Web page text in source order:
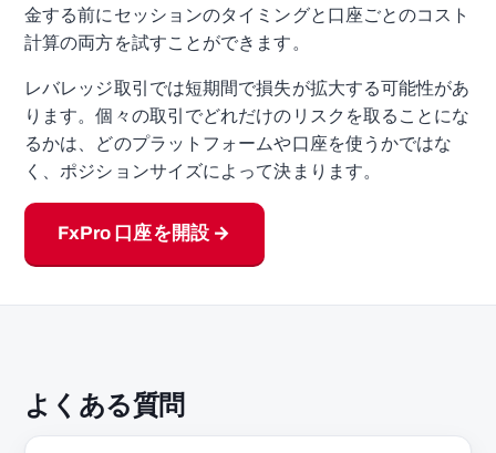
金する前にセッションのタイミングと口座ごとのコスト
計算の両方を試すことができます。
レバレッジ取引では短期間で損失が拡大する可能性があ
ります。個々の取引でどれだけのリスクを取ることにな
るかは、どのプラットフォームや口座を使うかではな
く、ポジションサイズによって決まります。
FxPro 口座を開設 →
よくある質問